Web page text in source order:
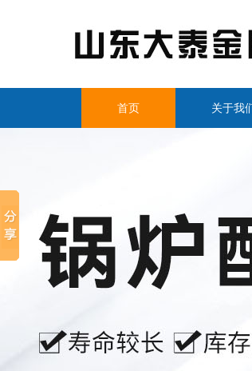
首页 关于我